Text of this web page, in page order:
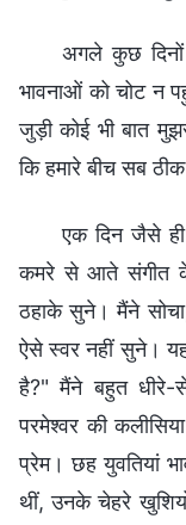
अगले कुछ
भावनाओं को चोट न
जुड़ी कोई भी बात
कि हमारे बीच सब
एक दिन जैसे
कमरे से आते संगीत
ठहाके सुने। मैंने
ऐसे स्वर नहीं सुने।
है?" मैंने बहुत धीरे-से
परमेश्वर की
प्रेम। छह युवतियां
थीं, उनके चेहरे